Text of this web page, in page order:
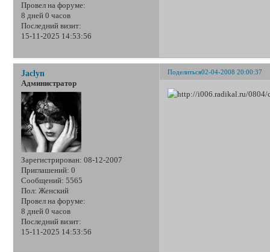
Провел на форуме:
8 дней 0 часов
Последний визит:
15-11-2025 14:53:56
Поделиться02-04-2008 20:00:37
Jaclyn
Администратор
Зарегистрирован: 08-12-2007
Приглашений: 0
Сообщений: 5565
Пол: Женский
Провел на форуме:
8 дней 0 часов
Последний визит:
15-11-2025 14:53:56